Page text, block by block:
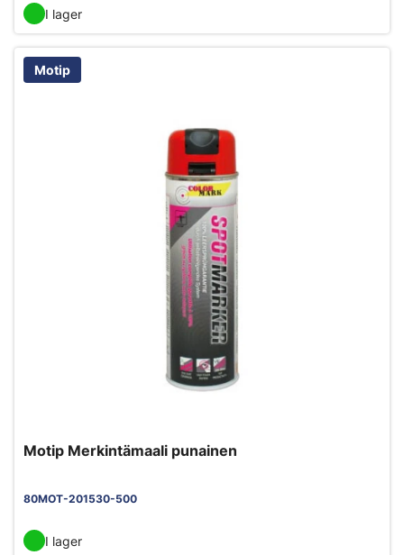
I lager
Motip
Motip Merkintämaali punainen
80MOT-201530-500
I lager